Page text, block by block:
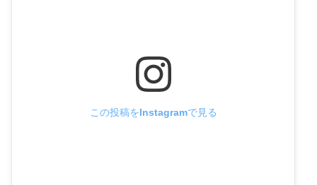
この投稿をInstagramで見る